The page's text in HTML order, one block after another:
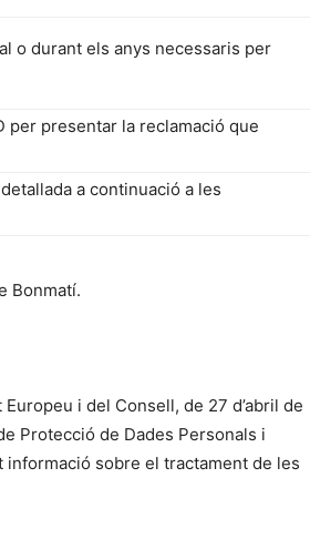
o durant els anys necessaris per
per presentar la reclamació que
a continuació a les
Bonmatí.
i del Consell, de 27 d’abril de
Protecció de Dades Personals i
informació sobre el tractament de les